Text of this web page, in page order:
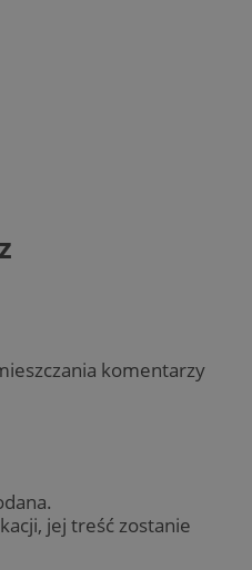
komentarzy
jej treść zostanie